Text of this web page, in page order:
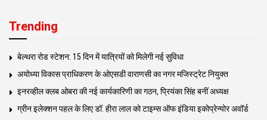
Trending
बेल्थरा रोड स्टेशन: 15 दिन में यात्रियों को मिलेगी नई सुविधा
अयोध्या विकास प्राधिकरण के ओएसडी वाराणसी का नगर मजिस्ट्रेट नियुक्त
इनरव्हील क्लब ओबरा की नई कार्यकारिणी का गठन, प्रियंका सिंह बनीं अध्यक्ष
ग्रीन इलेक्शन पहल के लिए डॉ. हीरा लाल को टाइम्स ऑफ इंडिया इकोप्रेन्योर अवॉर्ड